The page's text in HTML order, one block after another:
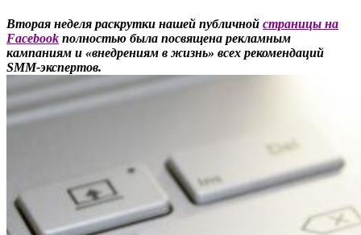
Вторая неделя раскрутки нашей публичной страницы на
Facebook полностью была посвящена рекламным
кампаниям и «внедрениям в жизнь» всех рекомендаций
SMM-экспертов.